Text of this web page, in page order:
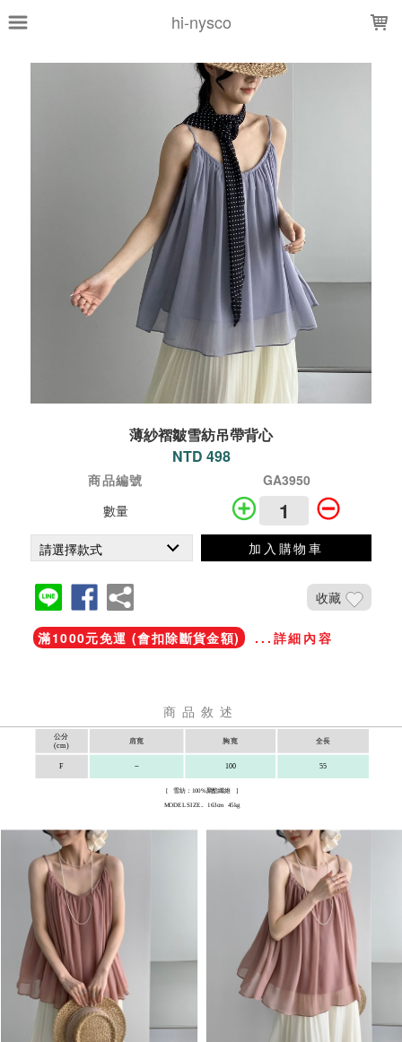
hi-nysco
薄紗褶皺雪紡吊帶背心
NTD 498
商品編號
GA3950
數量
加入購物車
收藏
滿1000元免運 (會扣除斷貨金額) ...詳細內容
商品敘述